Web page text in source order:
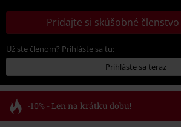
Pridajte si skúšobné
Už ste členom? Prihláste sa tu:
Prihláste sa teraz
-10% - Len na krátku dobu!